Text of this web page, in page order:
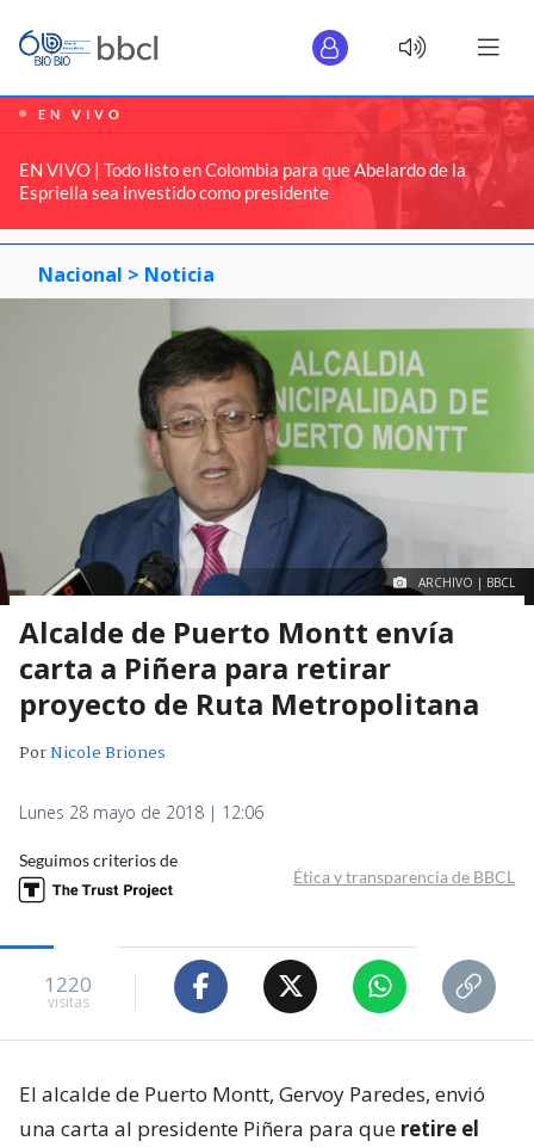
EN VIVO
EN VIVO | Todo listo en Colombia para que Abelardo de la
Espriella sea investido como presidente
Nacional > Noticia
ARCHIVO | BBCL
Alcalde de Puerto Montt envía
carta a Piñera para retirar
proyecto de Ruta Metropolitana
PorNicole Briones
Lunes 28 mayo de 2018 | 12:06
Seguimos criterios de
Ética y transparencia de BBCL
1220
visitas
El alcalde de Puerto Montt, Gervoy Paredes, envió
una carta al presidente Piñera para que retire el